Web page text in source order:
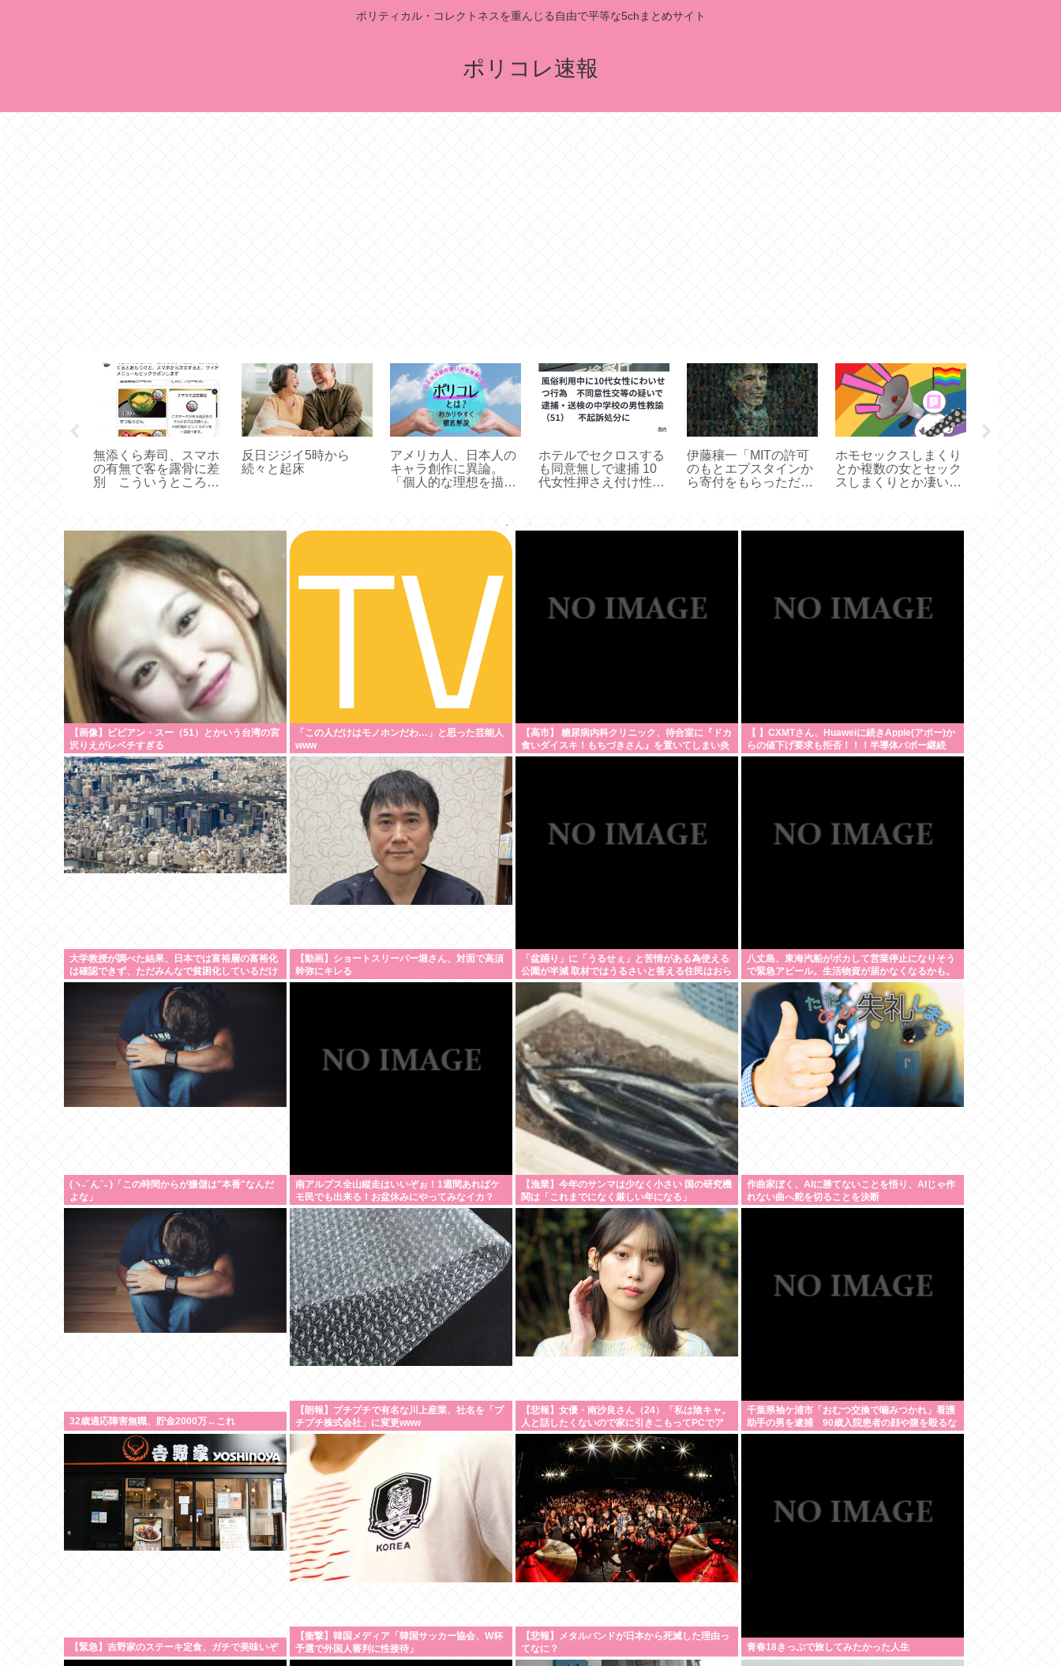
ポリティカル・コレクトネスを重んじる自由で平等な5chまとめサイト
ポリコレ速報
無添くら寿司、スマホ
の有無で客を露骨に差
別 こういうところが
反日ジジイ5時から
続々と起床
アメリカ人、日本人の
キャラ創作に異論。
「個人的な理想を描く
ホテルでセクロスする
も同意無しで逮捕 10
代女性押さえ付け性的
た」否認
伊藤穰一「MITの許可
のもとエプスタインか
ら寄付をもらっただ
ホモセックスしまくり
とか複数の女とセック
スしまくりとか凄い人
【画像】ビビアン・スー（51）とかいう台湾の宮
沢りえがレベチすぎる
「この人だけはモノホンだわ…」と思った芸能人
www
【高市】 糖尿病内科クリニック、待合室に『ドカ
食いダイスキ！もちづきさん』を置いてしまい炎
上
【 】CXMTさん、Huaweiに続きApple(アポー)か
らの値下げ要求も拒否！！！半導体バボー継続
へ！！！
大学教授が調べた結果、日本では富裕層の富裕化
は確認できず、ただみんなで貧困化しているだけ
だった
【動画】ショートスリーパー堀さん、対面で高須
幹弥にキレる
「盆踊り」に「うるせぇ」と苦情がある為使える
公園が半減 取材ではうるさいと答える住民はおら
ず こどおじみたいのが電話してんだろな
八丈島、東海汽船がポカして営業停止になりそう
で緊急アピール。生活物資が届かなくなるかも。
アシタバ以外に食うものがねえ
(ヽ˶ ᷇ ん ᷆ ˵ )「この時間からが嫌儲は"本番"なんだ
よな」
南アルプス全山縦走はいいぞぉ！1週間あればケ
モ民でも出来る！お盆休みにやってみなイカ？
【漁業】今年のサンマは少なく小さい 国の研究機
関は「これまでになく厳しい年になる」
作曲家ぼく、AIに勝てないことを悟り、AIじゃ作
れない曲へ舵を切ることを決断
32歳適応障害無職、貯金2000万←これ
【朗報】プチプチで有名な川上産業、社名を「プ
チプチ株式会社」に変更www
【悲報】女優・南沙良さん（24）「私は陰キャ。
人と話したくないので家に引きこもってPCでア
ニメを観ていたい」・・・・・・・・・
千葉県袖ケ浦市「おむつ交換で噛みつかれ」看護
助手の男を逮捕 90歳入院患者の顔や腹を殴るな
どケガさせた疑い [8/6]
【緊急】吉野家のステーキ定食、ガチで美味いぞ
【衝撃】韓国メディア「韓国サッカー協会、W杯
予選で外国人審判に性接待」
【悲報】メタルバンドが日本から死滅した理由っ
てなに？
青春18きっぷで旅してみたかった人生